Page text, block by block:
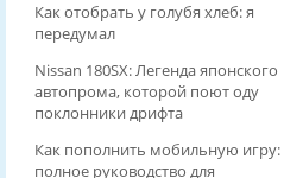
Как отобрать у голубя хлеб: я
передумал
Nissan 180SX: Легенда японского
автопрома, которой поют оду
поклонники дрифта
Как пополнить мобильную игру:
полное руководство для